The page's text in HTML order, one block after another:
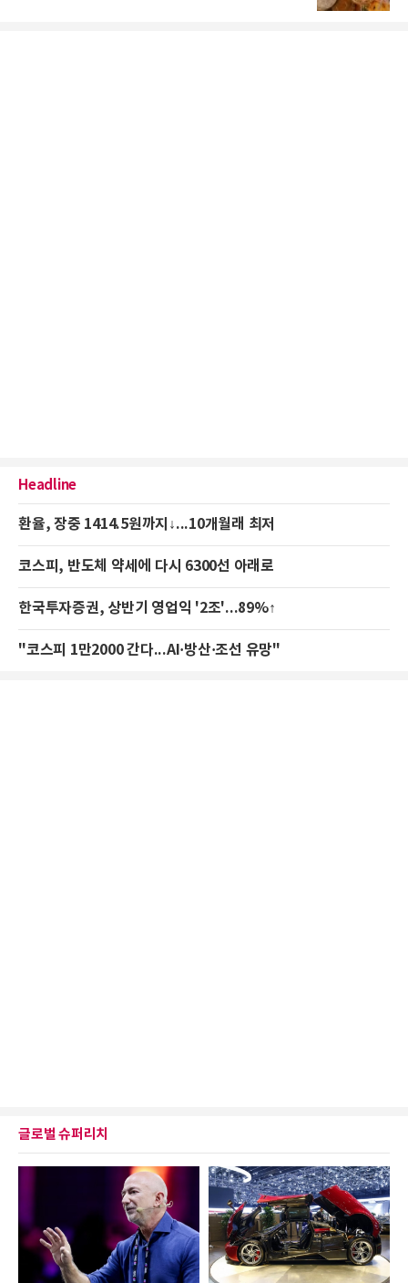
Headline
환율, 장중 1414.5원까지↓...10개월래 최저
코스피, 반도체 약세에 다시 6300선 아래로
한국투자증권, 상반기 영업익 '2조'...89%↑
"코스피 1만2000 간다...AI·방산·조선 유망"
글로벌 슈퍼리치